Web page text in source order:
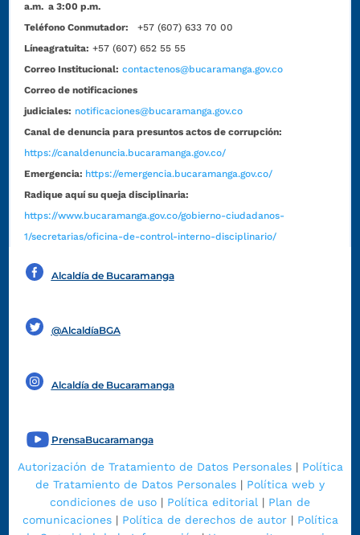
a.m. a 3:00 p.m.
Teléfono Conmutador:
+57 (607) 633 70 00
Líneagratuita: +57 (607) 652 55 55
Correo Institucional: contactenos@bucaramanga.gov.co
Correo de notificaciones
judiciales: notificaciones@bucaramanga.gov.co
Canal de denuncia para presuntos actos de corrupción:
https://canaldenuncia.bucaramanga.gov.co/
Emergencia: https://emergencia.bucaramanga.gov.co/
Radique aquí su queja disciplinaria:
https://www.bucaramanga.gov.co/gobierno-ciudadanos-
1/secretarias/oficina-de-control-interno-disciplinario/
Alcaldía de Bucaramanga
@AlcaldíaBGA
Alcaldía de Bucaramanga
PrensaBucaramanga
Autorización de Tratamiento de Datos Personales| Política
de Tratamiento de Datos Personales | Política web y
condiciones de uso | Política editorial | Plan de
comunicaciones| Política de derechos de autor| Política